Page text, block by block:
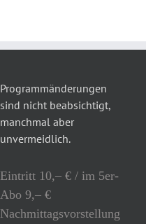
Programmänderungen
sind nicht beabsichtigt,
manchmal aber
unvermeidlich.
Eintritt 10,– € / im 5er-
Abo 9,– €
Nachmittagsvorstellung